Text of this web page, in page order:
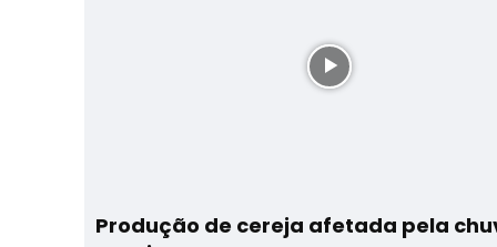
Produção de cereja afetada pela